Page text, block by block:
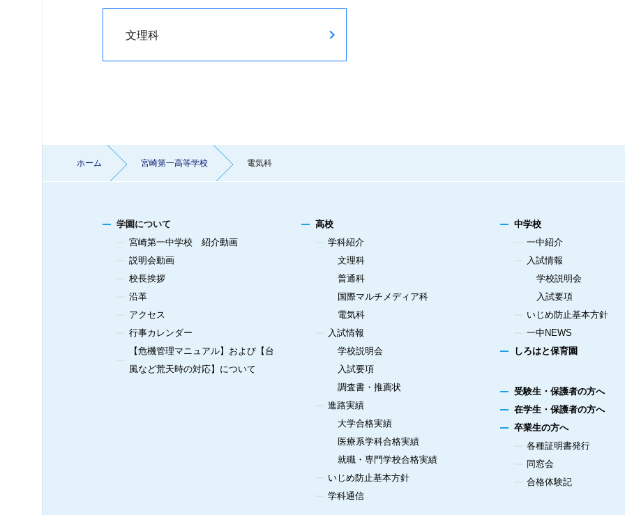
文理科
ホーム 宮崎第一高等学校 電気科
学園について
宮崎第一中学校 紹介動画
説明会動画
校長挨拶
沿革
アクセス
行事カレンダー
【危機管理マニュアル】および【台
風など荒天時の対応】について
高校
学科紹介
文理科
普通科
国際マルチメディア科
電気科
入試情報
学校説明会
入試要項
調査書・推薦状
進路実績
大学合格実績
医療系学科合格実績
就職・専門学校合格実績
いじめ防止基本方針
学科通信
中学校
一中紹介
入試情報
学校説明会
入試要項
いじめ防止基本方針
一中NEWS
しろはと保育園
受験生・保護者の方へ
在学生・保護者の方へ
卒業生の方へ
各種証明書発行
同窓会
合格体験記